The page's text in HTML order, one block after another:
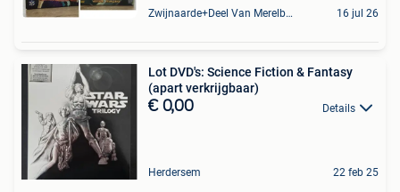
Zwijnaarde+Deel Van Merelbeke 16 jul 26
Lot DVD's: Science Fiction & Fantasy
(apart verkrijgbaar)
€ 0,00 Details
Herdersem 22 feb 25